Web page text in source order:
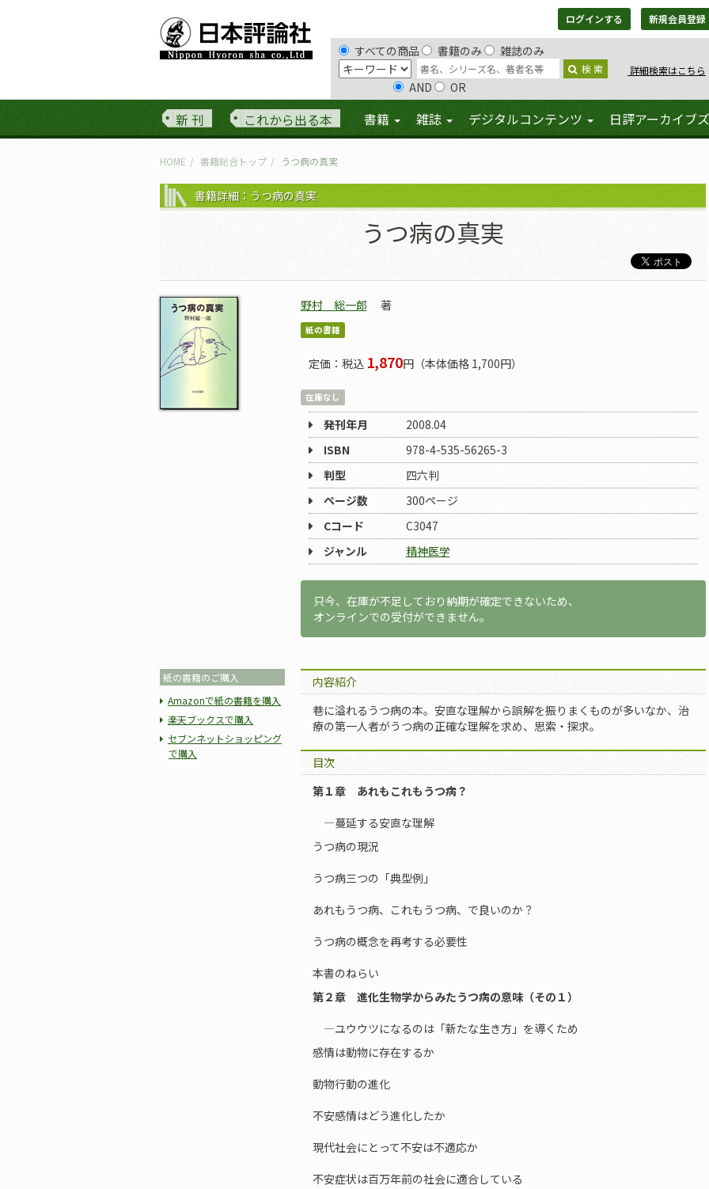
ログインする 新規会員登録
すべての商品 書籍のみ 雑誌のみ
検 索 詳細検索はこちら
AND OR
新 刊 これから出る本 書籍 雑誌 デジタルコンテンツ 日評アーカイブズ
HOME 書籍総合トップ うつ病の真実
書籍詳細：うつ病の真実
うつ病の真実
野村 総一郎 著
紙の書籍
定価：税込 1,870円（本体価格 1,700円）
在庫なし
発刊年月
2008.04
ISBN
978-4-535-56265-3
判型
四六判
ページ数
300ページ
Cコード
C3047
ジャンル
精神医学
只今、在庫が不足しており納期が確定できないため、
オンラインでの受付ができません。
紙の書籍のご購入
Amazonで紙の書籍を購入
楽天ブックスで購入
セブンネットショッピング
で購入
内容紹介
巷に溢れるうつ病の本。安直な理解から誤解を振りまくものが多いなか、治
療の第一人者がうつ病の正確な理解を求め、思索・探求。
目次
第１章 あれもこれもうつ病？
―蔓延する安直な理解
うつ病の現況
うつ病三つの「典型例」
あれもうつ病、これもうつ病、で良いのか？
うつ病の概念を再考する必要性
本書のねらい
第２章 進化生物学からみたうつ病の意味（その１）
―ユウウツになるのは「新たな生き方」を導くため
感情は動物に存在するか
動物行動の進化
不安感情はどう進化したか
現代社会にとって不安は不適応か
不安症状は百万年前の社会に適合している